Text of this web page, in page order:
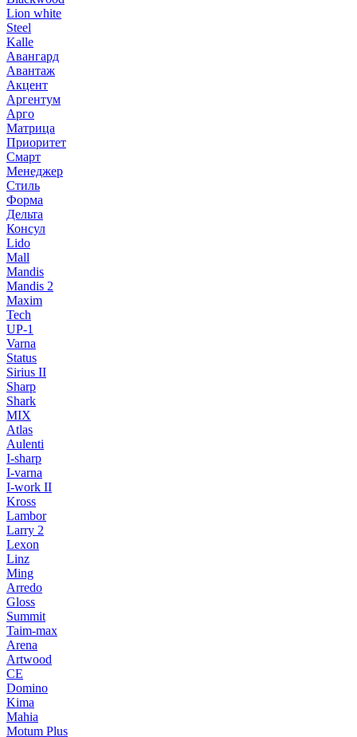
Lion white
Steel
Kalle
Авангард
Авантаж
Акцент
Аргентум
Арго
Матрица
Приоритет
Смарт
Менеджер
Стиль
Форма
Дельта
Консул
Lido
Mall
Mandis
Mandis 2
Maxim
Tech
UP-1
Varna
Status
Sirius II
Sharp
Shark
MIX
Atlas
Aulenti
I-sharp
I-varna
I-work II
Kross
Lambor
Larry 2
Lexon
Linz
Ming
Arredo
Gloss
Summit
Taim-max
Arena
Artwood
CE
Domino
Kima
Mahia
Motum Plus